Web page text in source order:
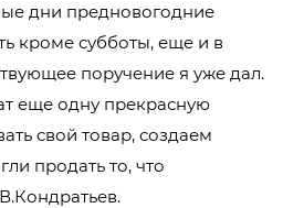
дни предновогодние
кроме субботы, еще и в
поручение я уже дал.
еще одну прекрасную
свой товар, создаем
продать то, что